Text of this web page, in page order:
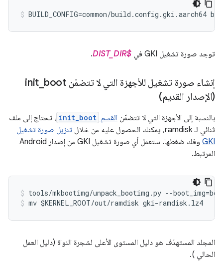
توجد صورة تشغيل GKI في $DIST_DIR
.
إنشاء صورة تشغيل للأجهزة التي لا تتضمّن initboot
(الإصدار القديم)
بالنسبة إلى الأجهزة التي لا تتضمّن القسم init_boot ، تحتاج إلى ملف
ثنائي لـ ramdisk، يمكنك الحصول عليه من خلال
تنزيل صورة تشغيل
GKI
وفك ضغطها. ستعمل أي صورة تشغيل GKI من إصدار Android
المرتبط.
mv $KERNEL_ROOT/out/ramdisk gki-ramdisk.lz4
المجلد المستهدَف هو دليل المستوى الأعلى لشجرة النواة (دليل العمل
الحالي ).